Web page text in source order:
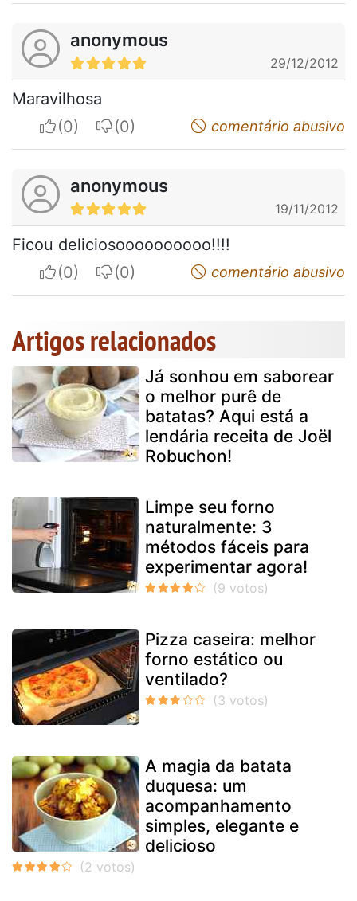
anonymous
29/12/2012
Maravilhosa
I apreciateI do not appreciatecomentário abusivo
anonymous
19/11/2012
Ficou deliciosoooooooooo!!!!
I apreciateI do not appreciatecomentário abusivo
Artigos relacionados
Já sonhou em saborear
o melhor purê de
batatas? Aqui está a
lendária receita de Joël
Robuchon!
Limpe seu forno
naturalmente: 3
métodos fáceis para
experimentar agora!
Pizza caseira: melhor
forno estático ou
ventilado?
A magia da batata
duquesa: um
acompanhamento
simples, elegante e
delicioso